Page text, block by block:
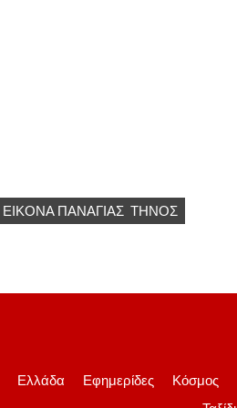
ΕΙΚΟΝΑ ΠΑΝΑΓΙΑΣ ΤΗΝΟΣ
Ελλάδα Εφημερίδες Κόσμος